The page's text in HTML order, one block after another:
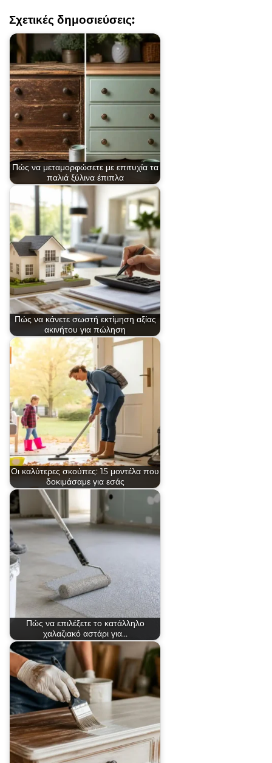
Σχετικές δημοσιεύσεις:
Πώς να μεταμορφώσετε με επιτυχία τα
παλιά ξύλινα έπιπλα
Πώς να κάνετε σωστή εκτίμηση αξίας
ακινήτου για πώληση
Οι καλύτερες σκούπες: 15 μοντέλα που
δοκιμάσαμε για εσάς
Πώς να επιλέξετε το κατάλληλο
χαλαζιακό αστάρι για…